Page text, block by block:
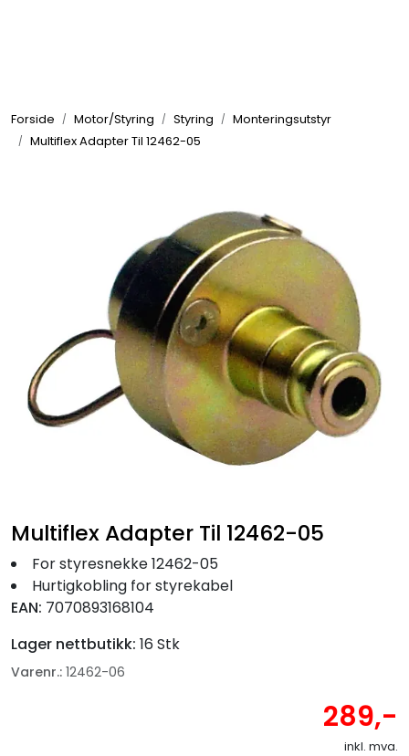
Forside Motor/Styring Styring
Monteringsutstyr
Multiflex Adapter Til 12462-05
Multiflex Adapter Til 12462-05
For styresnekke 12462-05
Hurtigkobling for styrekabel
EAN: 7070893168104
Lager nettbutikk: 16 Stk
Varenr.: 12462-06
289,-
inkl. mva.
Elektrisk
Motor/Styring
Fortøyning
Båtpleie/Opplag
Seil
Nyheter